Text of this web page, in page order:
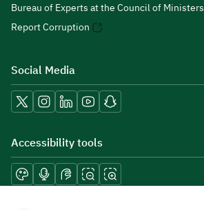
Bureau of Experts at the Council of Ministers
Report Corruption
Social Media
Accessibility tools